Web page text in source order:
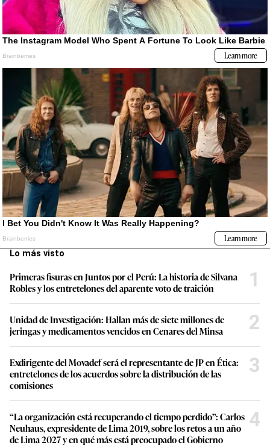
Lo más visto
Primeras fisuras en Juntos por el Perú: La historia de Silvana
Robles y los entretelones del aparente voto de traición
1
Unidad de Investigación: Hallan más de siete millones de
jeringas y medicamentos vencidos en Cenares del Minsa
2
Exdirigente del Movadef será el representante de JP en Ética:
entretelones de los acuerdos sobre la distribución de las
comisiones
3
“La organización está recuperando el tiempo perdido”: Carlos
Neuhaus, expresidente de Lima 2019, sobre los retos a un año
de Lima 2027 y en qué más está preocupado el Gobierno
4